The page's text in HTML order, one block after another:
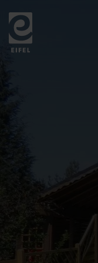
Zurück
zur
Startseite